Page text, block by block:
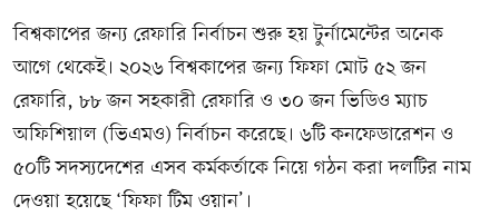
বিশ্বকাপের জন্য রেফারি নির্বাচন শুরু হয় টুর্নামেন্টের অনেক
আগে থেকেই। ২০২৬ বিশ্বকাপের জন্য ফিফা মোট ৫২ জন
রেফারি, ৮৮ জন সহকারী রেফারি ও ৩০ জন ভিডিও ম্যাচ
অফিশিয়াল (ভিএমও) নির্বাচন করেছে। ৬টি কনফেডারেশন ও
৫০টি সদস্যদেশের এসব কর্মকর্তাকে নিয়ে গঠন করা দলটির নাম
দেওয়া হয়েছে ‘ফিফা টিম ওয়ান’।